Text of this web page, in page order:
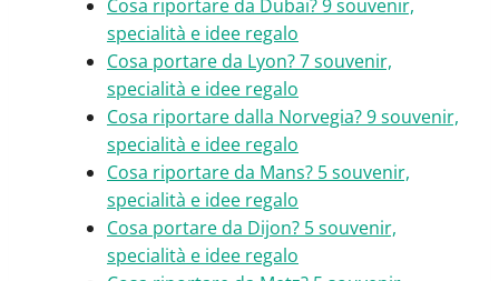
Cosa riportare da Dubai? 9 souvenir,
specialità e idee regalo
Cosa portare da Lyon? 7 souvenir,
specialità e idee regalo
Cosa riportare dalla Norvegia? 9 souvenir,
specialità e idee regalo
Cosa riportare da Mans? 5 souvenir,
specialità e idee regalo
Cosa portare da Dijon? 5 souvenir,
specialità e idee regalo